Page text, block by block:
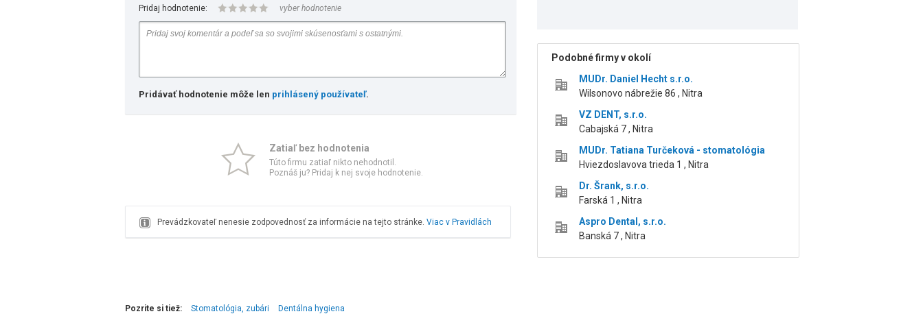
Pridaj hodnotenie: vyber hodnotenie
Pridávať hodnotenie môže len prihlásený používateľ.
Zatiaľ bez hodnotenia
Túto firmu zatiaľ nikto nehodnotil.
Poznáš ju? Pridaj k nej svoje hodnotenie.
Prevádzkovateľ nenesie zodpovednosť za informácie na tejto stránke. Viac v Pravidlách
Podobné firmy v okolí
MUDr. Daniel Hecht s.r.o.
Wilsonovo nábrežie 86 , Nitra
VZ DENT, s.r.o.
Cabajská 7 , Nitra
MUDr. Tatiana Turčeková - stomatológia
Hviezdoslavova trieda 1 , Nitra
Dr. Šrank, s.r.o.
Farská 1 , Nitra
Aspro Dental, s.r.o.
Banská 7 , Nitra
Pozrite si tiež: Stomatológia, zubári Dentálna hygiena